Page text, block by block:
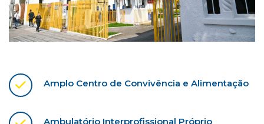
Amplo Centro de Convivência e Alimentação
Ambulatório Interprofissional Próprio